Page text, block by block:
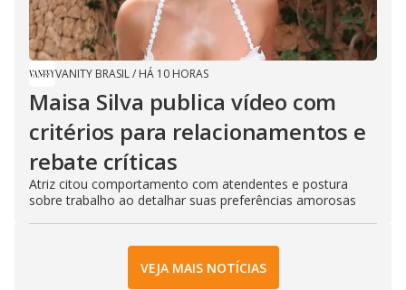
VANITY BRASIL/ HÁ 10 HORAS
Maisa Silva publica vídeo com
critérios para relacionamentos e
rebate críticas
Atriz citou comportamento com atendentes e postura
sobre trabalho ao detalhar suas preferências amorosas
VEJA MAIS NOTÍCIAS